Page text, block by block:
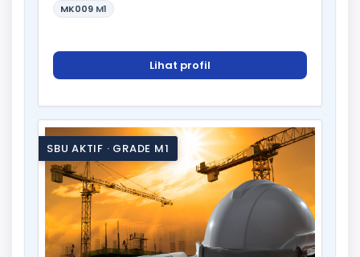
MK009 M1
Lihat profil
SBU AKTIF · GRADE M1